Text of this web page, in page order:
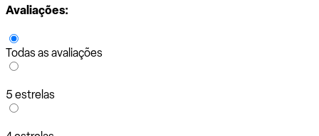
Avaliações:
Todas as avaliações
5 estrelas